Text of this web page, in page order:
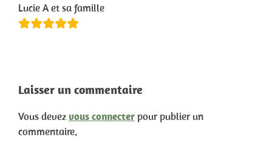
Lucie A et sa famille
Laisser un commentaire
Vous devez vous connecterpour publier un
commentaire.